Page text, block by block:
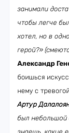
занимали
чтобы легче
хотел, но в
герой?»
Александр
боишься
нему с
Артур
был небольшой